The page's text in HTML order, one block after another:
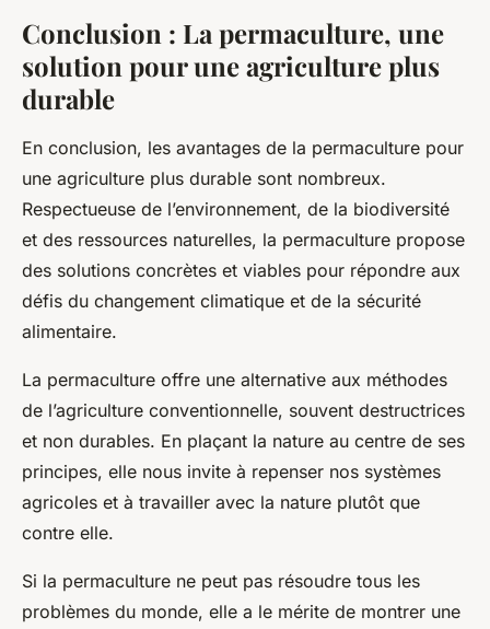
Conclusion : La permaculture, une
solution pour une agriculture plus
durable
En conclusion, les avantages de la permaculture pour
une agriculture plus durable sont nombreux.
Respectueuse de l’environnement, de la biodiversité
et des ressources naturelles, la permaculture propose
des solutions concrètes et viables pour répondre aux
défis du changement climatique et de la sécurité
alimentaire.
La permaculture offre une alternative aux méthodes
de l’agriculture conventionnelle, souvent destructrices
et non durables. En plaçant la nature au centre de ses
principes, elle nous invite à repenser nos systèmes
agricoles et à travailler avec la nature plutôt que
contre elle.
Si la permaculture ne peut pas résoudre tous les
problèmes du monde, elle a le mérite de montrer une